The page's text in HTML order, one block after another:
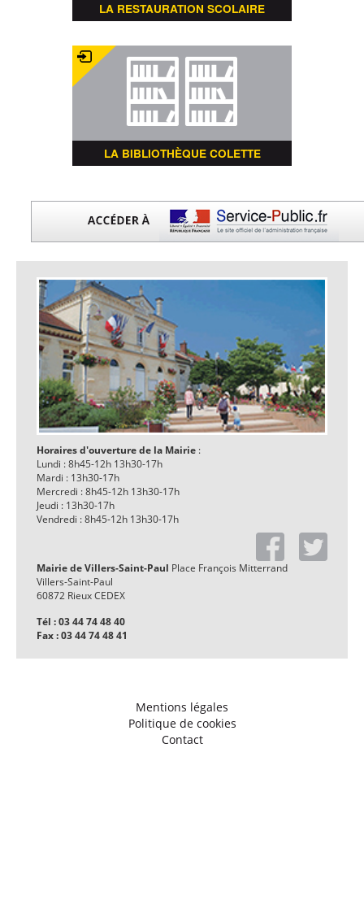
LA RESTAURATION SCOLAIRE
LA BIBLIOTHÈQUE COLETTE
Horaires d'ouverture de la Mairie :
Lundi : 8h45-12h 13h30-17h
Mardi : 13h30-17h
Mercredi : 8h45-12h 13h30-17h
Jeudi : 13h30-17h
Vendredi : 8h45-12h 13h30-17h
Mairie de Villers-Saint-Paul Place François Mitterrand
Villers-Saint-Paul
60872 Rieux CEDEX
Tél : 03 44 74 48 40
Fax : 03 44 74 48 41
Mentions légales
Politique de cookies
Contact